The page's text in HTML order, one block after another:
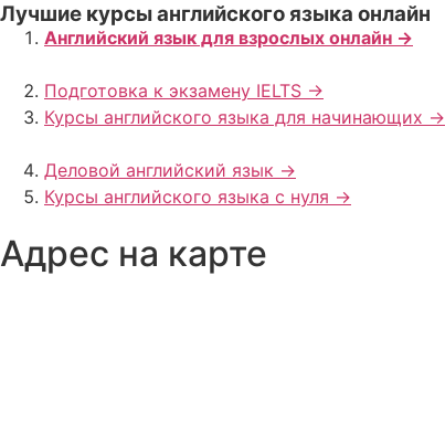
Лучшие курсы английского языка онлайн
Английский язык для взрослых онлайн ->
Подготовка к экзамену IELTS ->
Курсы английского языка для начинающих ->
Деловой английский язык ->
Курсы английского языка с нуля ->
Адрес на карте